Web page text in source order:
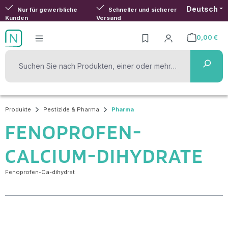
Zum Hauptinhalt springen
Nur für gewerbliche
Kunden
Schneller und sicherer
Versand
Deutsch
0,00 €
Warenkorb
Produkte Pestizide & Pharma Pharma
FENOPROFEN-
CALCIUM-DIHYDRATE
Fenoprofen-Ca-dihydrat